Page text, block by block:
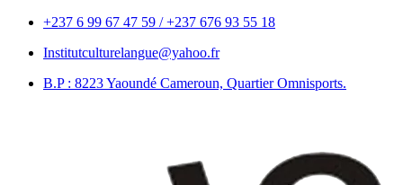
+237 6 99 67 47 59 / +237 676 93 55 18
Institutculturelangue@yahoo.fr
B.P : 8223 Yaoundé Cameroun, Quartier Omnisports.